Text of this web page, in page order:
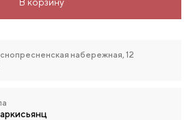
набережная, 12